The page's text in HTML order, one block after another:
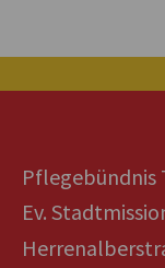
Pflegebündnis
Ev.